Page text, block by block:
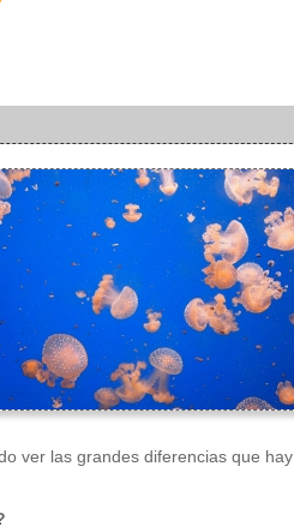
ver las grandes diferencias que hay